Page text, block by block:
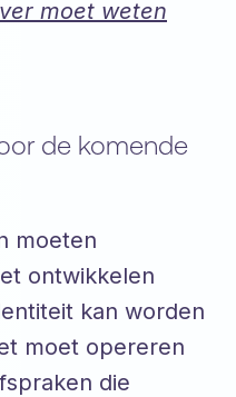
moet weten
de komende
moeten
ontwikkelen
kan worden
moet opereren
die